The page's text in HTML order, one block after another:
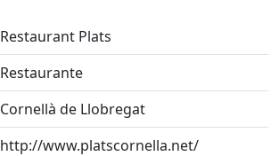
Restaurant Plats
Restaurante
Cornellà de Llobregat
http://www.platscornella.net/